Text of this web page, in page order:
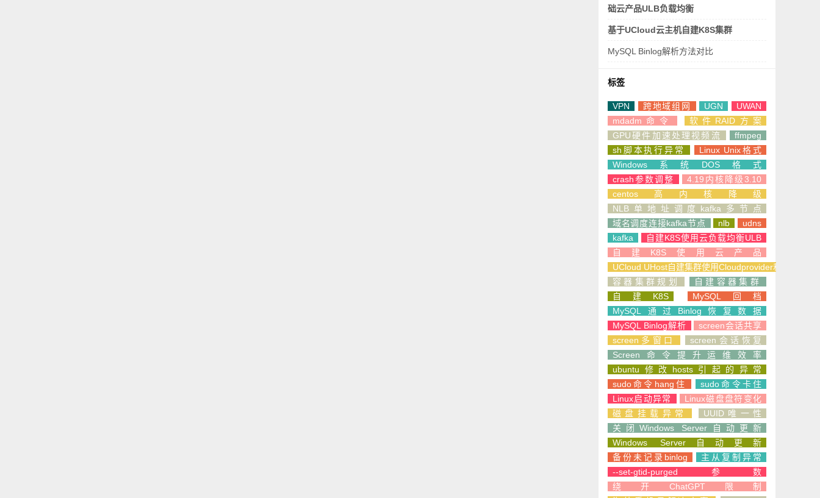
础云产品ULB负载均衡
基于UCloud云主机自建K8S集群
MySQL Binlog解析方法对比
标签
VPN 跨地域组网 UGN
UWAN
mdadm命令
软件RAID方案
GPU硬件加速处理视频流
ffmpeg
sh脚本执行异常
Linux Unix格式
Windows系统DOS格式
crash参数调整
4.19内核降级3.10
centos高内核降级
NLB单地址调度kafka多节点
域名调度连接kafka节点
nlb
udns
kafka
自建K8S使用云负载均衡ULB
自建K8S使用云产品
UCloud UHost自建集群使用Cloudprovider和CSI
容器集群规划
自建容器集群
自建K8S
MySQL回档
MySQL通过Binlog恢复数据
MySQL Binlog解析
screen会话共享
screen多窗口
screen会话恢复
Screen命令提升运维效率
ubuntu修改hosts引起的异常
sudo命令hang住
sudo命令卡住
Linux启动异常
Linux磁盘盘符变化
磁盘挂载异常
UUID唯一性
关闭Windows Server自动更新
Windows Server自动更新
备份未记录binlog
主从复制异常
--set-gtid-purged参数
绕开ChatGPT限制